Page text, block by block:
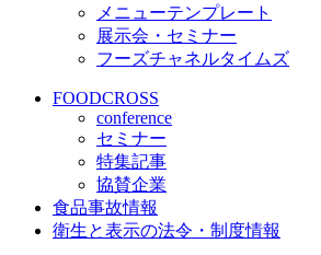
メニューテンプレート
展示会・セミナー
フーズチャネルタイムズ
FOODCROSS
conference
セミナー
特集記事
協賛企業
食品事故情報
衛生と表示の法令・制度情報